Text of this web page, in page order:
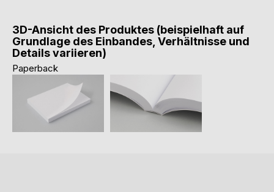
3D-Ansicht des Produktes (beispielhaft auf
Grundlage des Einbandes, Verhältnisse und
Details variieren)
Paperback